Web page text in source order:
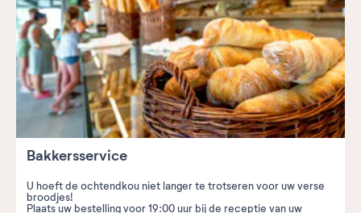
Bakkersservice
U hoeft de ochtendkou niet langer te trotseren voor uw verse
broodjes!
Plaats uw bestelling voor 19:00 uur bij de receptie van uw